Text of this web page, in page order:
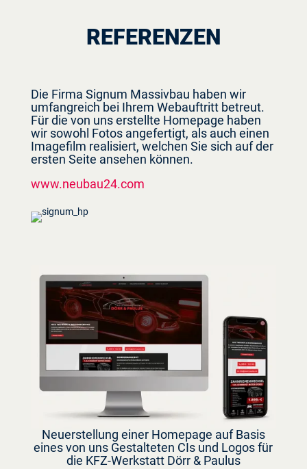
REFERENZEN
Die Firma Signum Massivbau haben wir
umfangreich bei Ihrem Webauftritt betreut.
Für die von uns erstellte Homepage haben
wir sowohl Fotos angefertigt, als auch einen
Imagefilm realisiert, welchen Sie sich auf der
ersten Seite ansehen können.
www.neubau24.com
Neuerstellung einer Homepage auf Basis
eines von uns Gestalteten CIs und Logos für
die KFZ-Werkstatt Dörr & Paulus